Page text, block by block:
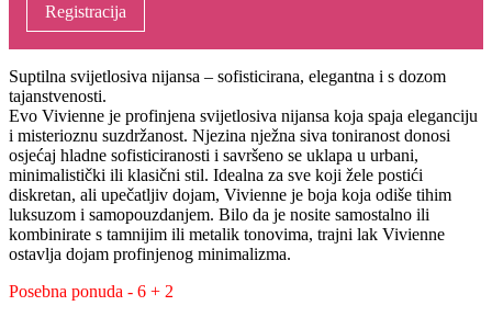
Registracija
Suptilna svijetlosiva nijansa – sofisticirana, elegantna i s dozom
tajanstvenosti.
Evo Vivienne je profinjena svijetlosiva nijansa koja spaja eleganciju
i misterioznu suzdržanost. Njezina nježna siva toniranost donosi
osjećaj hladne sofisticiranosti i savršeno se uklapa u urbani,
minimalistički ili klasični stil. Idealna za sve koji žele postići
diskretan, ali upečatljiv dojam, Vivienne je boja koja odiše tihim
luksuzom i samopouzdanjem. Bilo da je nosite samostalno ili
kombinirate s tamnijim ili metalik tonovima, trajni lak Vivienne
ostavlja dojam profinjenog minimalizma.
Posebna ponuda - 6 + 2